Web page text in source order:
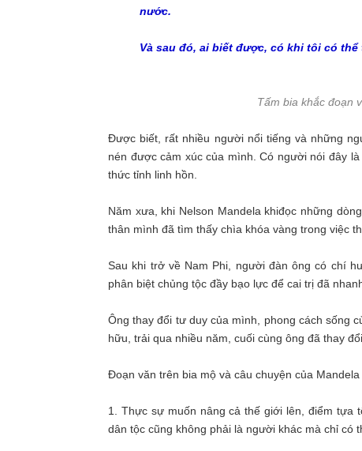
nước.
Và sau đó, ai biết được, có khi tôi có
Tấm bia khắc đoạn
Được biết, rất nhiều người nổi tiếng và những
nén được cảm xúc của mình. Có người nói đây
thức tỉnh linh hồn.
Năm xưa, khi Nelson Mandela khiđọc những
thân mình đã tìm thấy chìa khóa vàng trong việc
Sau khi trở về Nam Phi, người đàn ông có chí
phân biệt chủng tộc đầy bạo lực để cai trị đã
Ông thay đổi tư duy của mình, phong cách sống
hữu, trải qua nhiều năm, cuối cùng ông đã thay
Đoạn văn trên bia mộ và câu chuyện của
1. Thực sự muốn nâng cả thế giới lên, điểm tựa
dân tộc cũng không phải là người khác mà chỉ có